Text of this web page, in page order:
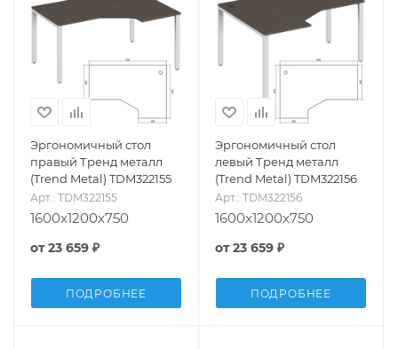
Эргономичный стол
правый Тренд металл
(Trend Metal) TDM322155
Арт.: TDM322155
1600x1200x750
от23 659 ₽
ПОДРОБНЕЕ
Эргономичный стол
левый Тренд металл
(Trend Metal) TDM322156
Арт.: TDM322156
1600x1200x750
от23 659 ₽
ПОДРОБНЕЕ